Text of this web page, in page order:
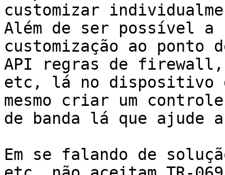
customizar
Além de ser possível a
customização ao
API regras de firewall,
etc, lá no dispositivo
mesmo criar um controle
de banda lá que ajude
Em se falando de